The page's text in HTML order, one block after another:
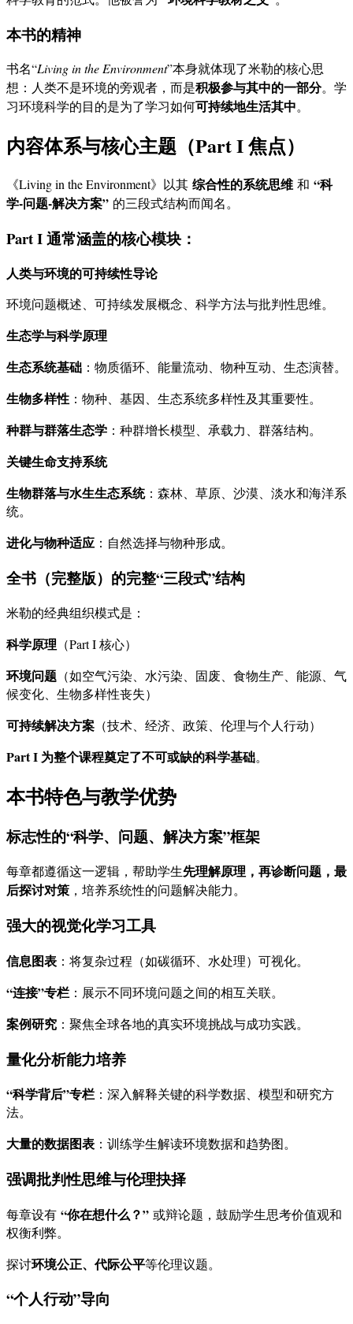
本书的精神
书名“Living in the Environment”本身就体现了米勒的核心思
想：人类不是环境的旁观者，而是积极参与其中的一部分。学
习环境科学的目的是为了学习如何可持续地生活其中。
内容体系与核心主题（Part I 焦点）
《Living in the Environment》以其 综合性的系统思维 和 “科
学-问题-解决方案” 的三段式结构而闻名。
Part I 通常涵盖的核心模块：
人类与环境的可持续性导论
环境问题概述、可持续发展概念、科学方法与批判性思维。
生态学与科学原理
生态系统基础 ：物质循环、能量流动、物种互动、生态演替。
生物多样性 ：物种、基因、生态系统多样性及其重要性。
种群与群落生态学 ：种群增长模型、承载力、群落结构。
关键生命支持系统
生物群落与水生生态系统：森林、草原、沙漠、淡水和海洋系
统。
进化与物种适应 ：自然选择与物种形成。
全书（完整版）的完整“三段式”结构
米勒的经典组织模式是：
科学原理 （Part I 核心）
环境问题 （如空气污染、水污染、固废、食物生产、能源、气
候变化、生物多样性丧失）
可持续解决方案 （技术、经济、政策、伦理与个人行动）
Part I 为整个课程奠定了不可或缺的科学基础。
本书特色与教学优势
标志性的“科学、问题、解决方案”框架
每章都遵循这一逻辑，帮助学生先理解原理，再诊断问题，最
后探讨对策 ，培养系统性的问题解决能力。
强大的视觉化学习工具
信息图表 ：将复杂过程（如碳循环、水处理）可视化。
“连接”专栏 ：展示不同环境问题之间的相互关联。
案例研究 ：聚焦全球各地的真实环境挑战与成功实践。
量化分析能力培养
“科学背后”专栏 ：深入解释关键的科学数据、模型和研究方
法。
大量的数据图表 ：训练学生解读环境数据和趋势图。
强调批判性思维与伦理抉择
每章设有 “你在想什么？” 或辩论题，鼓励学生思考价值观和
权衡利弊。
探讨环境公正、代际公平等伦理议题。
“个人行动”导向